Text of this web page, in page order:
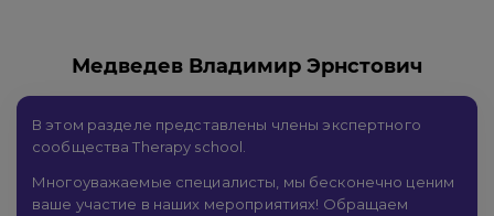
Медведев Владимир Эрнстович
В этом разделе представлены члены экспертного
сообщества Therapy school.
Многоуважаемые специалисты, мы бесконечно ценим
ваше участие в наших мероприятиях! Обращаем